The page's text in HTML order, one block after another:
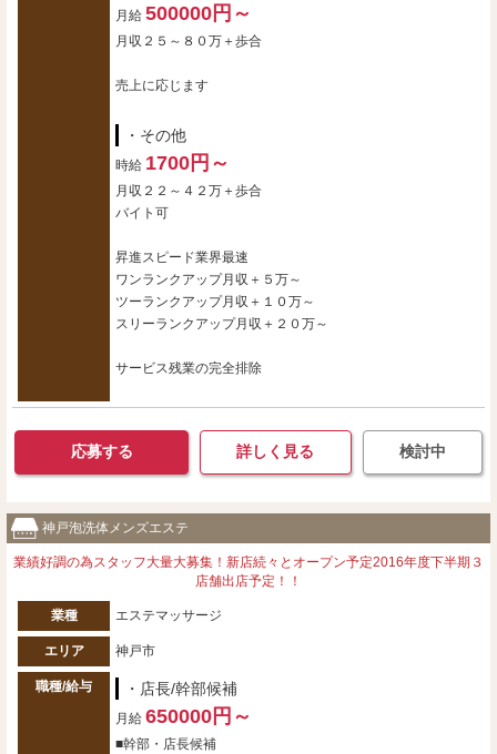
月給 500000円～
月収２５～８０万＋歩合
売上に応じます
・その他
時給 1700円～
月収２２～４２万＋歩合
バイト可
昇進スピード業界最速
ワンランクアップ月収＋５万～
ツーランクアップ月収＋１０万～
スリーランクアップ月収＋２０万～
サービス残業の完全排除
応募する 詳しく見る 検討中
神戸泡洗体メンズエステ
業績好調の為スタッフ大量大募集！新店続々とオープン予定2016年度下半期３
店舗出店予定！！
業種 エステマッサージ
エリア 神戸市
職種/給与 ・店長/幹部候補
月給 650000円～
■幹部・店長候補